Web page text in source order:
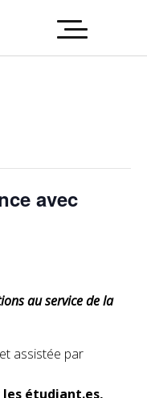
avec
au service de la
et assistée par
les étudiant.es,